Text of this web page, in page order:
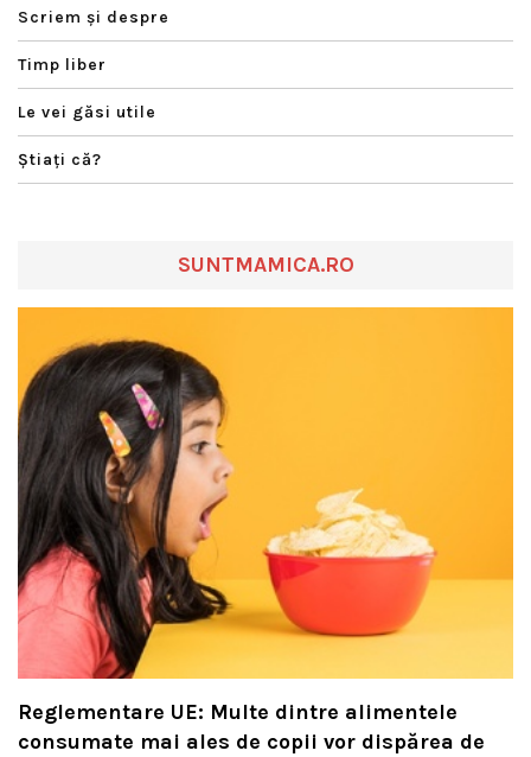
Scriem şi despre
Timp liber
Le vei găsi utile
Ştiaţi că?
SUNTMAMICA.RO
Reglementare UE: Multe dintre alimentele
consumate mai ales de copii vor dispărea de